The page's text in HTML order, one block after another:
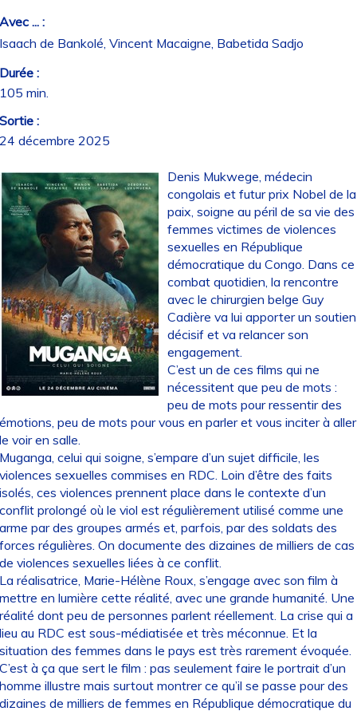
... :
de Bankolé, Vincent Macaigne, Babetida Sadjo
:
min.
:
décembre 2025
Denis Mukwege, médecin
congolais et futur prix Nobel de la
paix, soigne au péril de sa vie des
femmes victimes de violences
sexuelles en République
démocratique du Congo. Dans ce
combat quotidien, la rencontre
avec le chirurgien belge Guy
Cadière va lui apporter un soutien
décisif et va relancer son
engagement.
C’est un de ces films qui ne
nécessitent que peu de mots :
peu de mots pour ressentir des
peu de mots pour vous en parler et vous inciter à aller
voir en salle.
celui qui soigne, s’empare d’un sujet difficile, les
sexuelles commises en RDC. Loin d’être des faits
ces violences prennent place dans le contexte d’un
prolongé où le viol est régulièrement utilisé comme une
par des groupes armés et, parfois, par des soldats des
régulières. On documente des dizaines de milliers de cas
violences sexuelles liées à ce conflit.
réalisatrice, Marie-Hélène Roux, s’engage avec son film à
en lumière cette réalité, avec une grande humanité. Une
dont peu de personnes parlent réellement. La crise qui a
au RDC est sous-médiatisée et très méconnue. Et la
des femmes dans le pays est très rarement évoquée.
à ça que sert le film : pas seulement faire le portrait d’un
illustre mais surtout montrer ce qu’il se passe pour des
de milliers de femmes en République démocratique du